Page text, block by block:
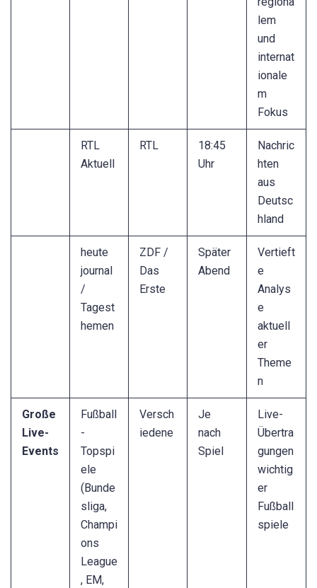
lem
und
internat
ionale
m
Fokus
RTL
Aktuell
RTL
18:45
Uhr
Nachric
hten
aus
Deutsc
hland
heute
journal
/
Tagest
hemen
ZDF /
Das
Erste
Später
Abend
Vertieft
e
Analys
e
aktuell
er
Theme
n
Große
Live-
Events
Fußball
-
Topspi
ele
(Bunde
sliga,
Champi
ons
League
, EM,
Versch
iedene
Je
nach
Spiel
Live-
Übertra
gungen
wichtig
er
Fußball
spiele